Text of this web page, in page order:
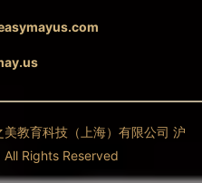
教育科技（上海）有限公司 沪
Rights Reserved